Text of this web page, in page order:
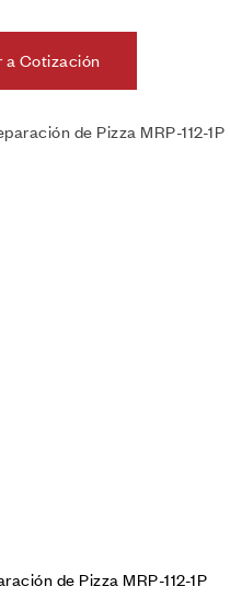
a Cotización
de Pizza MRP-112-1P